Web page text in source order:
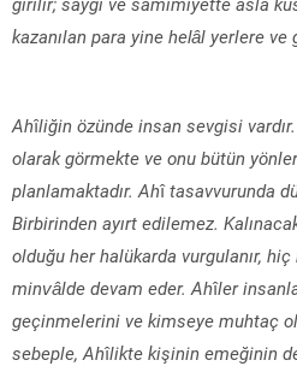
kazanılan para yine helâl yerlere ve
Ahîliğin özünde insan sevgisi
olarak görmekte ve onu bütün
planlamaktadır. Ahîtasavvurunda
Birbirinden ayırt edilemez.
olduğu her halükarda vurgulanır, hiç
minvâlde devam eder. Ahîler
geçinmelerini ve kimseye muhtaç
sebeple, Ahîlikte kişinin emeğinin